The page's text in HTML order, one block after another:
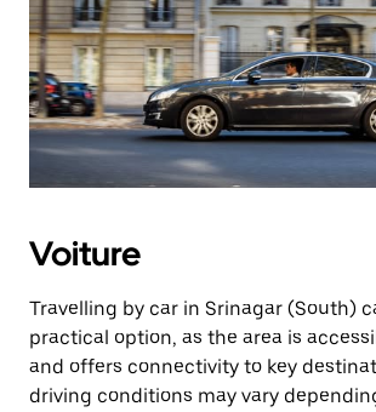
Voiture
Travelling by car in Srinagar (South)
practical option, as the area is
and offers connectivity to key
driving conditions may vary